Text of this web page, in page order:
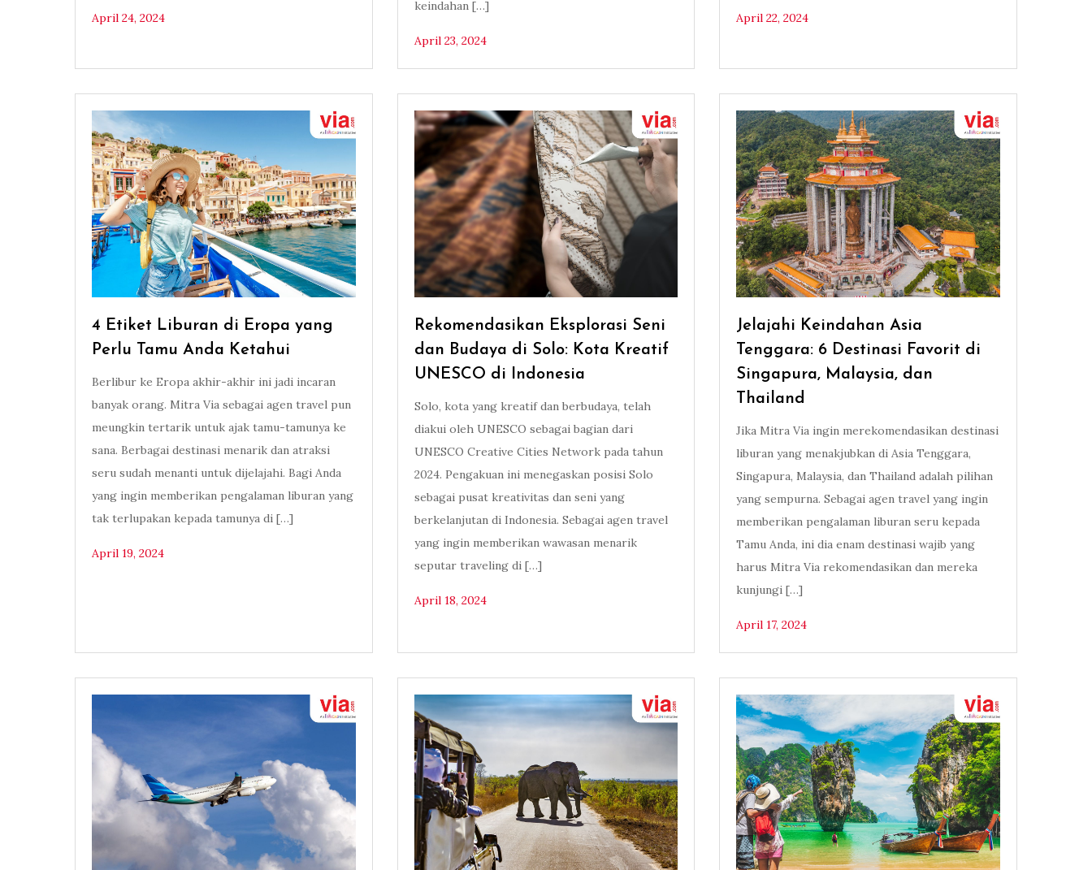
April 24, 2024
keindahan […]
April 23, 2024
April 22, 2024
4 Etiket Liburan di Eropa yang
Perlu Tamu Anda Ketahui
Berlibur ke Eropa akhir-akhir ini jadi incaran
banyak orang. Mitra Via sebagai agen travel pun
meungkin tertarik untuk ajak tamu-tamunya ke
sana. Berbagai destinasi menarik dan atraksi
seru sudah menanti untuk dijelajahi. Bagi Anda
yang ingin memberikan pengalaman liburan yang
tak terlupakan kepada tamunya di […]
April 19, 2024
Rekomendasikan Eksplorasi Seni
dan Budaya di Solo: Kota Kreatif
UNESCO di Indonesia
Solo, kota yang kreatif dan berbudaya, telah
diakui oleh UNESCO sebagai bagian dari
UNESCO Creative Cities Network pada tahun
2024. Pengakuan ini menegaskan posisi Solo
sebagai pusat kreativitas dan seni yang
berkelanjutan di Indonesia. Sebagai agen travel
yang ingin memberikan wawasan menarik
seputar traveling di […]
April 18, 2024
Jelajahi Keindahan Asia
Tenggara: 6 Destinasi Favorit di
Singapura, Malaysia, dan
Thailand
Jika Mitra Via ingin merekomendasikan destinasi
liburan yang menakjubkan di Asia Tenggara,
Singapura, Malaysia, dan Thailand adalah pilihan
yang sempurna. Sebagai agen travel yang ingin
memberikan pengalaman liburan seru kepada
Tamu Anda, ini dia enam destinasi wajib yang
harus Mitra Via rekomendasikan dan mereka
kunjungi […]
April 17, 2024